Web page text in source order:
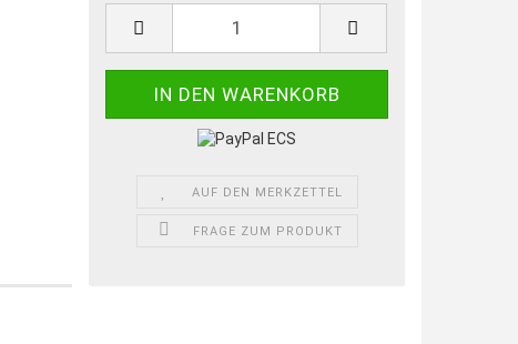
AUF DEN MERKZETTEL
FRAGE ZUM PRODUKT